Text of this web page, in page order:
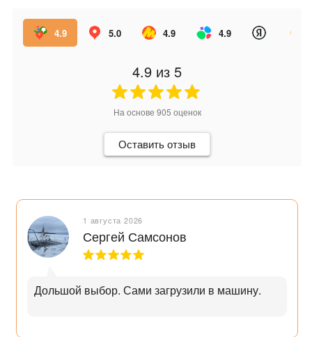
4.9 5.0 4.9 4.9
4.9 из 5
На основе 905 оценок
Оставить отзыв
1 августа 2026
Сергей Самсонов
Дольшой выбор. Сами загрузили в машину.